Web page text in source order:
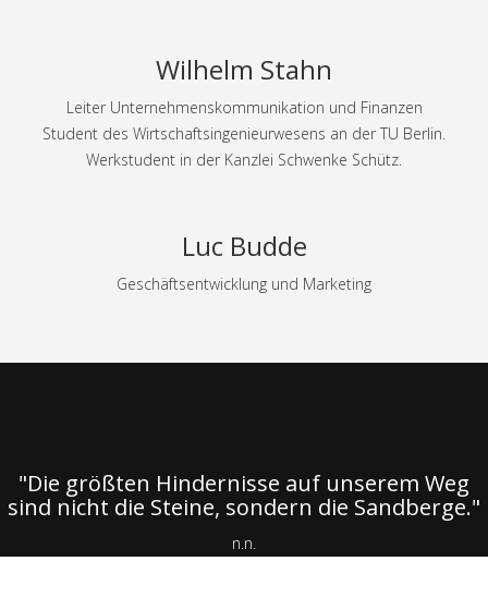
Wilhelm Stahn
Leiter Unternehmenskommunikation und Finanzen
Student des Wirtschaftsingenieurwesens an der TU Berlin.
Werkstudent in der Kanzlei Schwenke Schütz.
Luc Budde
Geschäftsentwicklung und Marketing
"Die größten Hindernisse auf unserem Weg
sind nicht die Steine, sondern die Sandberge."
n.n.